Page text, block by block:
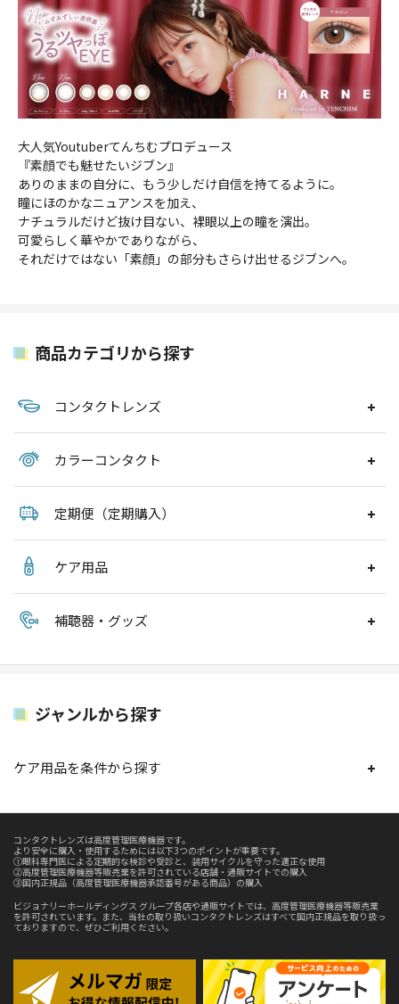
大人気Youtuberてんちむプロデュース
『素顔でも魅せたいジブン』
ありのままの自分に、もう少しだけ自信を持てるように。
瞳にほのかなニュアンスを加え、
ナチュラルだけど抜け目ない、裸眼以上の瞳を演出。
可愛らしく華やかでありながら、
それだけではない「素顔」の部分もさらけ出せるジブンへ。
商品カテゴリから探す
コンタクトレンズ
カラーコンタクト
定期便（定期購入）
ケア用品
補聴器・グッズ
ジャンルから探す
ケア用品を条件から探す
コンタクトレンズは高度管理医療機器です。
より安全に購入・使用するためには以下3つのポイントが重要です。
①眼科専門医による定期的な検診や受診と、装用サイクルを守った適正な使用
②高度管理医療機器等販売業を許可されている店舗・通販サイトでの購入
③国内正規品（高度管理医療機器承認番号がある商品）の購入
ビジョナリーホールディングス グループ各店や通販サイトでは、高度管理医療機器等販売業
を許可されています。また、当社の取り扱いコンタクトレンズはすべて国内正規品を取り扱っ
ておりますので、ぜひご利用ください。